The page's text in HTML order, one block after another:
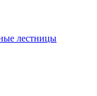
лестницы